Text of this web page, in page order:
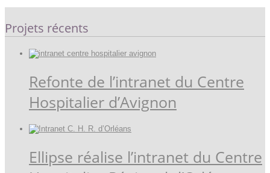
Projets récents
Refonte de l’intranet du Centre
Hospitalier d’Avignon
Ellipse réalise l’intranet du Centre